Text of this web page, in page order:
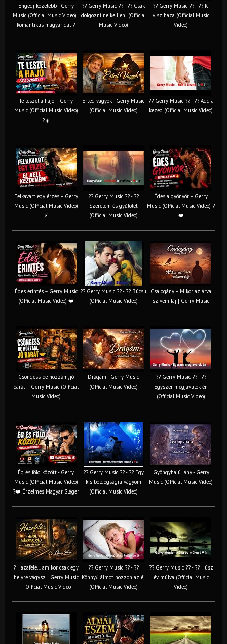
Engedj közelebb - Gerry
Music (Official Music Video) |
Romantikus magyar dal ?
?? Gerry Music ?? - ?? Csak
dolgozni ne kelljen! (Official
Music Video)
?? Gerry Music ?? - ?? Ki
visz haza (Official Music
Video)
Te leszel a hajó – Gerry
Music (Official Music Video)
?☀️
Érted vagyok - Gerry Music
(Official Music Video)
?? Gerry Music ?? - ?? Add a
kezed (Official Music Video)
Felkavart egy érzés – Gerry
Music (Official Music Video)
⚡
?? Gerry Music ?? - ??
Szerelem és gyűlölet
(Official Music Video)
Édes a gyönyör – Gerry
Music (Official Music Video) ?
❤️
Édes érintés – Gerry Music
(Official Music Video) ❤️
?? Gerry Music ?? - ?? Búcsú
(Official Music Video)
Csalogány – Mikor az árva
szívem fáj | Gerry Music
Csöngess be hozzám, jó
barát – Gerry Music (Official
Music Video)
Drágám - Gerry Music
(Official Music Video)
?? Gerry Music ?? - ??
Egyszer megjavulok én
(Official Music Video)
Ég és föld között - Gerry
Music (Official Music Video)
?❤️ Érzelmes Magyar Sláger
?? Gerry Music ?? - ?? Egy
kis boldogságra vágyom
(Official Music Video)
Gyöngyhajú lány - Gerry
Music (Official Music Video)
? Hazafelé… amikor csak egy
helyre vágysz | Gerry Music
– Official Music Video
?? Gerry Music ?? - ??
Könnyű álmot hozzon az éj
(Official Music Video)
?? Gerry Music ?? - ?? Húsz
év múlva (Official Music
Video)